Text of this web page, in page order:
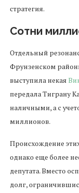
стратегия.
Сотни
Отдельный
Фрунзенском
выступила некая
передала Тиграну
наличными, а с
миллионов.
Происхождение
однако еще более
депутата. Вместо
долг,